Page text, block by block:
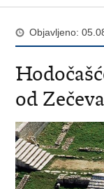
Objavljeno:
od Zečeva